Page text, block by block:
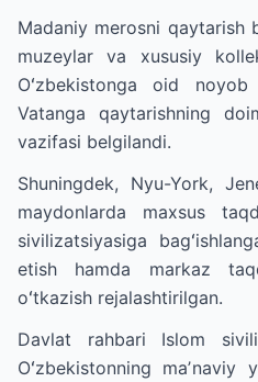
Madaniy merosni qaytarish
muzeylar va xususiy
Oʻzbekistonga oid
Vatanga qaytarishning
vazifasi belgilandi.
Shuningdek, Nyu-York,
maydonlarda maxsus
sivilizatsiyasiga
etish hamda markaz
oʻtkazish rejalashtirilgan.
Davlat rahbari Islom
Oʻzbekistonning maʼnaviy